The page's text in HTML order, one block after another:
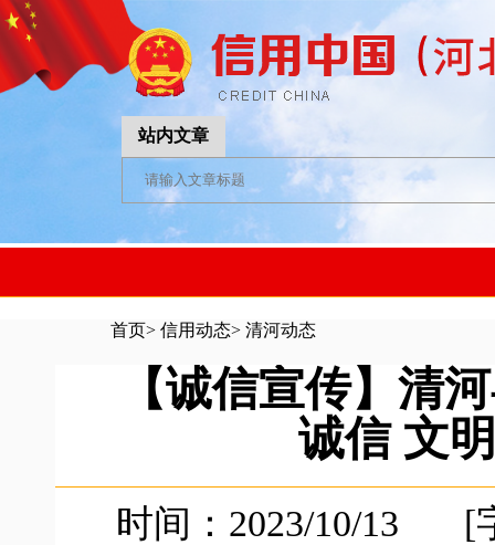
站内文章
首页> 信用动态> 清河动态
【诚信宣传】清
诚信 文
时间：2023/10/13 [